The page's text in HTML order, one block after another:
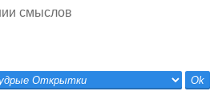
смыслов